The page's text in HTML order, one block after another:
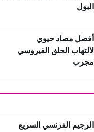
البول
أفضل مضاد حيوي
لالتهاب الحلق الفيروسي
مجرب
الرجيم الفرنسي السريع